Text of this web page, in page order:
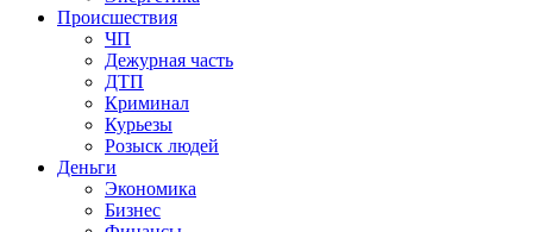
Происшествия
ЧП
Дежурная часть
ДТП
Криминал
Курьезы
Розыск людей
Деньги
Экономика
Бизнес